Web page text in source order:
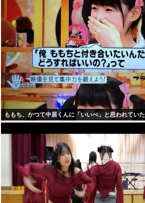
ももち、かつて中居くんに「いいべ」と思われていた